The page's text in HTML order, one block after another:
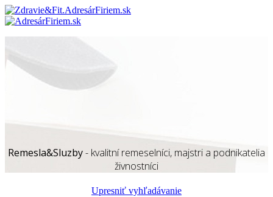
Remesla&Sluzby- kvalitní remeselníci, majstri a podnikatelia
živnostníci
Upresniť vyhľadávanie